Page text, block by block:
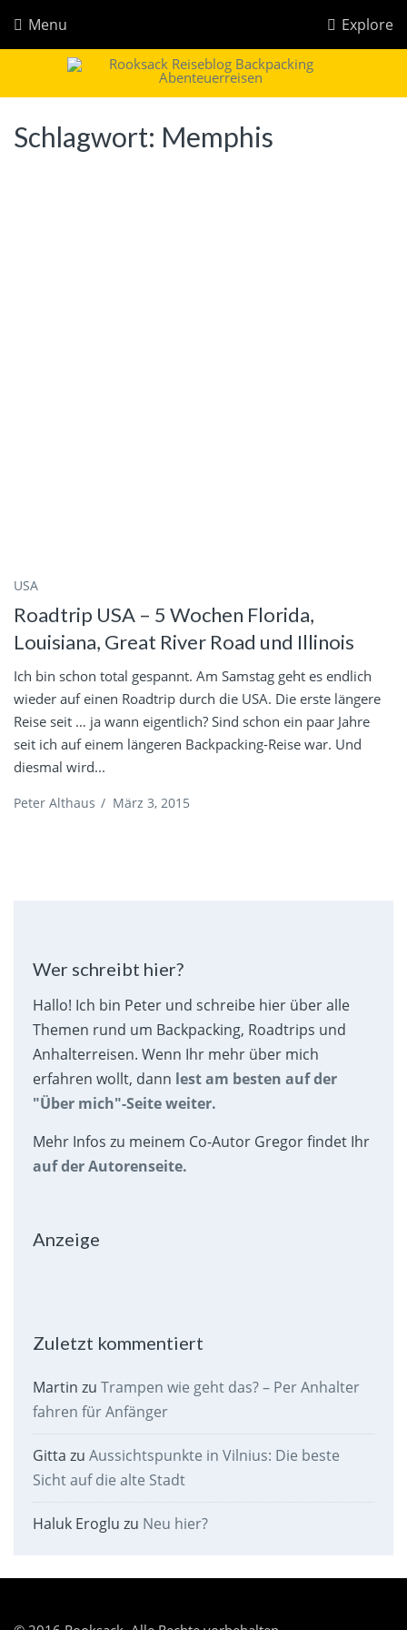
Explore
Menu
Rooksack
Reiseblog für Backpacking in Europa und der Welt
Schlagwort: Memphis
USA
Roadtrip USA – 5 Wochen Florida,
Louisiana, Great River Road und Illinois
Ich bin schon total gespannt. Am Samstag geht es endlich
wieder auf einen Roadtrip durch die USA. Die erste längere
Reise seit … ja wann eigentlich? Sind schon ein paar Jahre
seit ich auf einem längeren Backpacking-Reise war. Und
diesmal wird...
Peter Althaus / März 3, 2015
Wer schreibt hier?
Hallo! Ich bin Peter und schreibe hier über alle
Themen rund um Backpacking, Roadtrips und
Anhalterreisen. Wenn Ihr mehr über mich
erfahren wollt, dann lest am besten auf der
"Über mich"-Seite weiter.
Mehr Infos zu meinem Co-Autor Gregor findet Ihr
auf der Autorenseite.
Anzeige
Zuletzt kommentiert
Martin zu Trampen wie geht das? – Per Anhalter
fahren für Anfänger
Gitta zu Aussichtspunkte in Vilnius: Die beste
Sicht auf die alte Stadt
Haluk Eroglu zu Neu hier?